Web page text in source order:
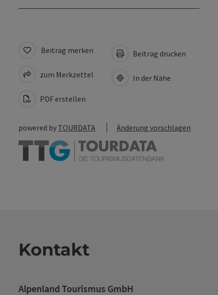
Beitrag merken
zum Merkzettel
PDF erstellen
Beitrag drucken
In der Nähe
powered by TOURDATA Änderung vorschlagen
Kontakt
Alpenland Tourismus GmbH